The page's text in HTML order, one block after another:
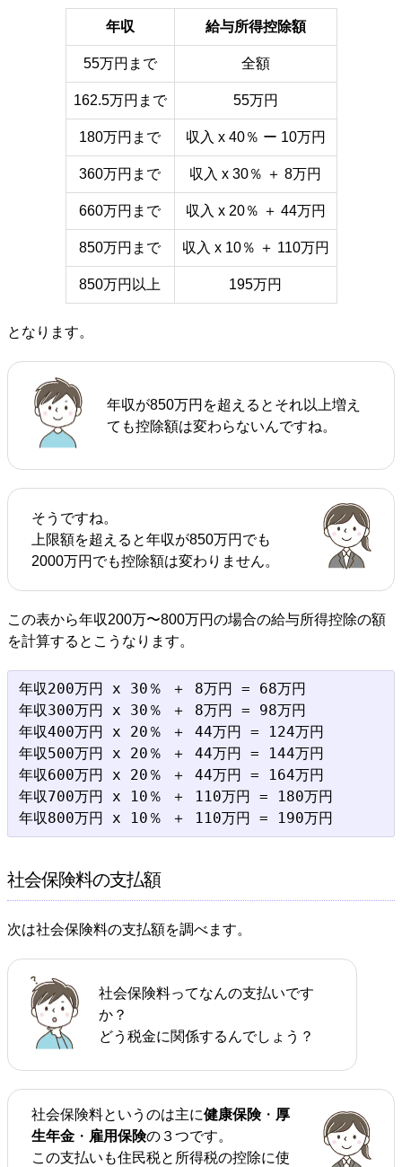
年収 給与所得控除額
55万円まで 全額
162.5万円まで 55万円
180万円まで 収入 x 40％ ー 10万円
360万円まで 収入 x 30％ ＋ 8万円
660万円まで 収入 x 20％ ＋ 44万円
850万円まで 収入 x 10％ ＋ 110万円
850万円以上 195万円
となります。
年収が850万円を超えるとそれ以上増え
ても控除額は変わらないんですね。
そうですね。
上限額を超えると年収が850万円でも
2000万円でも控除額は変わりません。
この表から年収200万〜800万円の場合の給与所得控除の額
を計算するとこうなります。
年収200万円 x 30％ ＋ 8万円 = 68万円
年収300万円 x 30％ ＋ 8万円 = 98万円
年収400万円 x 20％ ＋ 44万円 = 124万円
年収500万円 x 20％ ＋ 44万円 = 144万円
年収600万円 x 20％ ＋ 44万円 = 164万円
年収700万円 x 10％ ＋ 110万円 = 180万円
社会保険料の支払額
次は社会保険料の支払額を調べます。
社会保険料ってなんの支払いです
か？
どう税金に関係するんでしょう？
社会保険料というのは主に健康保険・ 厚
生年金 ・ 雇用保険の３つです。
この支払いも住民税と所得税の控除に使